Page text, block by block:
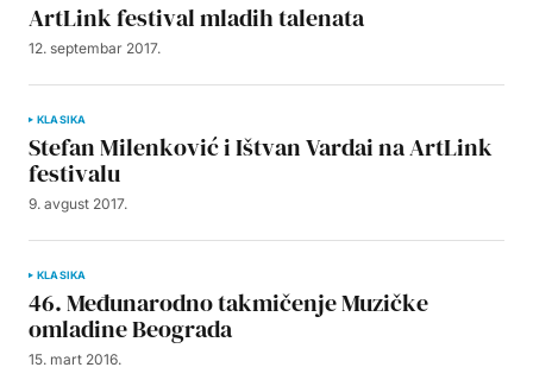
ArtLink festival mladih talenata
12. septembar 2017.
KLASIKA
Stefan Milenković i Ištvan Vardai na ArtLink
festivalu
9. avgust 2017.
KLASIKA
46. Međunarodno takmičenje Muzičke
omladine Beograda
15. mart 2016.